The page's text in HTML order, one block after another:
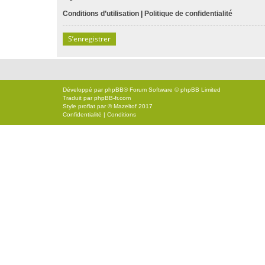
Conditions d’utilisation | Politique de confidentialité
S’enregistrer
Développé parphpBB® Forum Software © phpBB Limited
Traduit parphpBB-fr.com
Style proflat par ©Mazeltof 2017
Confidentialité | Conditions